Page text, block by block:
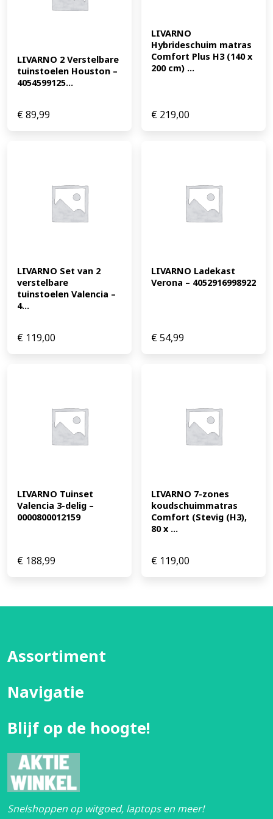
LIVARNO 2 Verstelbare
tuinstoelen Houston –
4054599125...
€89,99
LIVARNO
Hybrideschuim matras
Comfort Plus H3 (140 x
200 cm) ...
€ 219,00
LIVARNO Set van 2
verstelbare
tuinstoelen Valencia –
4...
€ 119,00
LIVARNO Ladekast
Verona – 4052916998922
€54,99
LIVARNO Tuinset
Valencia 3-delig –
0000800012159
€ 188,99
LIVARNO 7-zones
koudschuimmatras
Comfort (Stevig (H3),
80 x ...
€ 119,00
Assortiment
Navigatie
Blijf op de hoogte!
Snelshoppen op witgoed, laptops en meer!